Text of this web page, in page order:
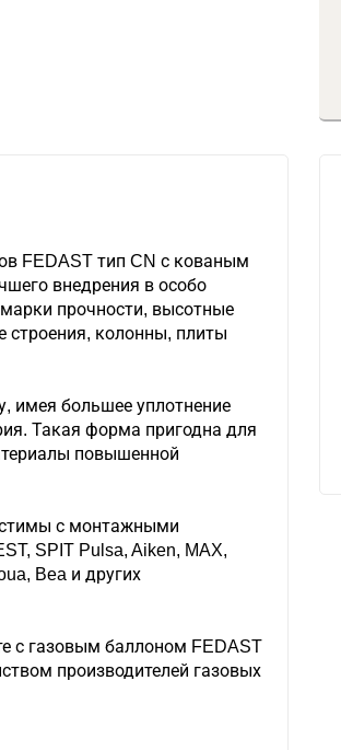
FEDAST тип CN с кованым
внедрения в особо
прочности, высотные
строения, колонны, плиты
имея большее уплотнение
Такая форма пригодна для
повышенной
с монтажными
SPIT Pulsa, Aiken, MAX,
Bea и других
с газовым баллоном FEDAST
производителей газовых